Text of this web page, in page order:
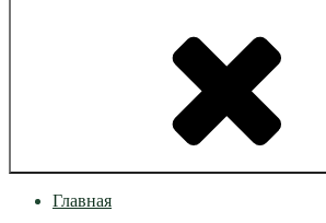
Главная